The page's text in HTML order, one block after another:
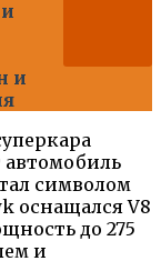
и
автомобиль
символом
оснащался V8
до 275
и